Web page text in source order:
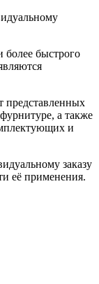
более быстрого
представленных
а также
и
заказу
её применения.